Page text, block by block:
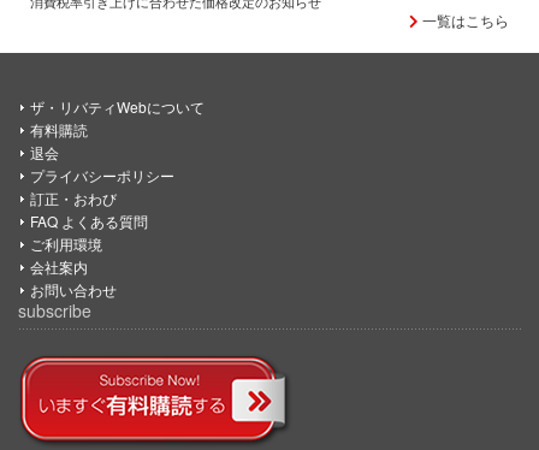
一覧はこちら
ザ・リバティWebについて
有料購読
退会
プライバシーポリシー
訂正・おわび
FAQ よくある質問
ご利用環境
会社案内
お問い合わせ
subscribe